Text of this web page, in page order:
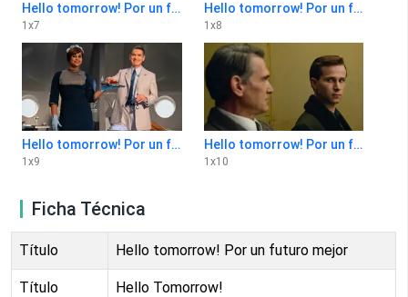
Hello tomorrow! Por un futuro mejor 1x7
1 x7
Hello tomorrow! Por un futuro mejor 1x8
1 x8
Hello tomorrow! Por un futuro mejor 1x9
1 x9
Hello tomorrow! Por un futuro mejor 1x10
1 x10
Ficha Técnica
Título Hello tomorrow! Por un futuro mejor
Título
Hello Tomorrow!